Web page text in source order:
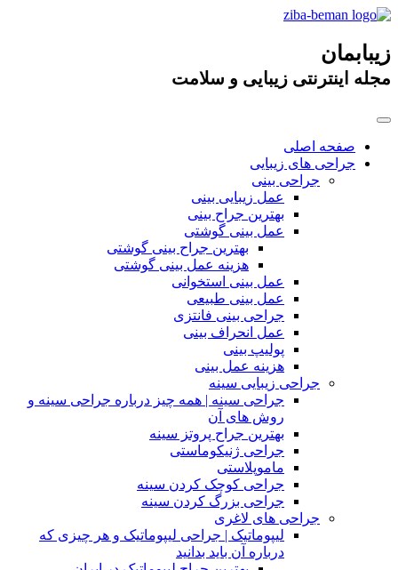
زیبابمان
مجله اینترنتی زیبایی و سلامت
صفحه اصلی
جراحی های زیبایی
جراحی بینی
عمل زیبایی بینی
بهترین جراح بینی
عمل بینی گوشتی
بهترین جراح بینی گوشتی
هزینه عمل بینی گوشتی
عمل بینی استخوانی
عمل بینی طبیعی
جراحی بینی فانتزی
عمل انحراف بینی
پولیپ بینی
هزینه عمل بینی
جراحی زیبایی سینه
جراحی سینه | همه چیز درباره جراحی سینه و
روش های آن
بهترین جراح پروتز سینه
جراحی ژنیکوماستی
ماموپلاستی
جراحی کوچک کردن سینه
جراحی بزرگ کردن سینه
جراحی های لاغری
لیپوماتیک | جراحی لیپوماتیک و هر چیزی که
درباره آن باید بدانید